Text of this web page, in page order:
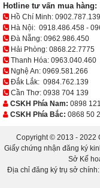
Hotline tư vấn mua hàng:
Hồ Chí Minh: 0902.787.139
Hà Nội: 0918.486.458 -
Đà Nẵng: 0962.986.450
Hải Phòng: 0868.22.7775
Thanh Hóa: 0963.040.460
Nghệ An: 0969.581.266
Đắk Lắk: 0984.762.139
Cần Thơ: 0938 704 139
CSKH Phía Nam: 0898
CSKH Phía Bắc: 0868 50
Copyright © 2013 - 2022
Giấy chứng nhận đăng ký
Sở Kế
Địa chỉ đăng ký trụ sở